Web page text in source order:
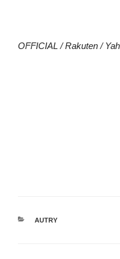
OFFICIAL /Rakuten/
カ
AUTRY